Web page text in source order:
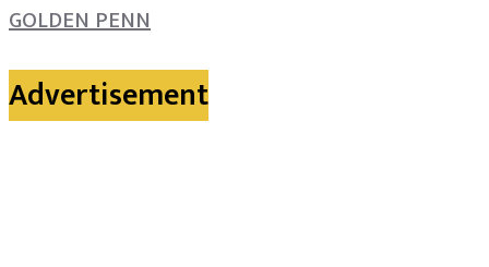
GOLDEN PENN
Advertisement